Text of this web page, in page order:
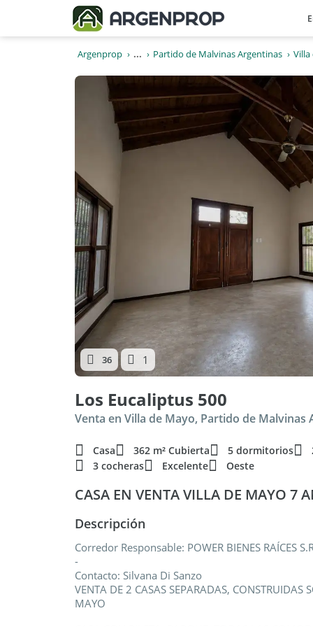
Argenprop ... Partido de Malvinas Argentinas Villa
36 1
Los Eucaliptus 500
Venta en Villa de Mayo, Partido de Malvinas
Casa 362 m² Cubierta 5 dormitorios
3 cocheras
Excelente Oeste
CASA EN VENTA VILLA DE MAYO 7
Descripción
Corredor Responsable: POWER BIENES RAÍCES
-
Contacto: Silvana Di Sanzo
VENTA DE 2 CASAS SEPARADAS,
MAYO